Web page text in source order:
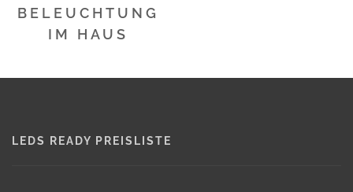
BELEUCHTUNG
IM HAUS
LEDS READY PREISLISTE